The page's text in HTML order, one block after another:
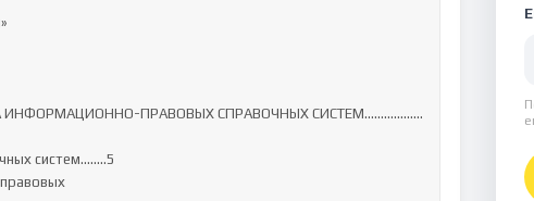
ИНФОРМАЦИОННО-ПРАВОВЫХ СПРАВОЧНЫХ СИСТЕМ………...……
систем….….5